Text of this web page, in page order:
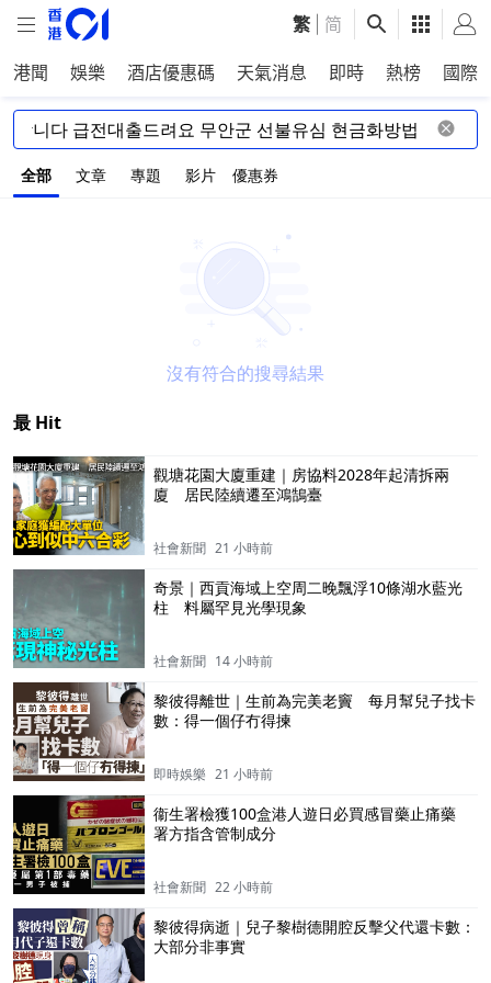
繁 简
港聞 娛樂 酒店優惠碼 天氣消息 即時 熱榜 國際